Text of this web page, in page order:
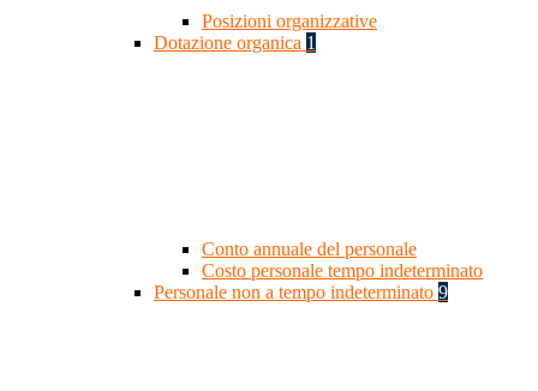
Posizioni organizzative
Dotazione organica 1
Conto annuale del personale
Costo personale tempo indeterminato
Personale non a tempo indeterminato 9